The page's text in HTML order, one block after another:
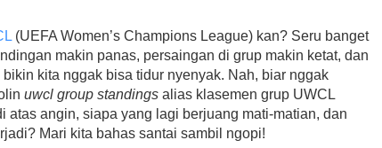
(UEFA Women’s Champions League) kan? Seru banget
makin panas, persaingan di grup makin ketat, dan
kita nggak bisa tidur nyenyak. Nah, biar nggak
uwcl group standingsalias klasemen grup UWCL
atas angin, siapa yang lagi berjuang mati-matian, dan
Mari kita bahas santai sambil ngopi!